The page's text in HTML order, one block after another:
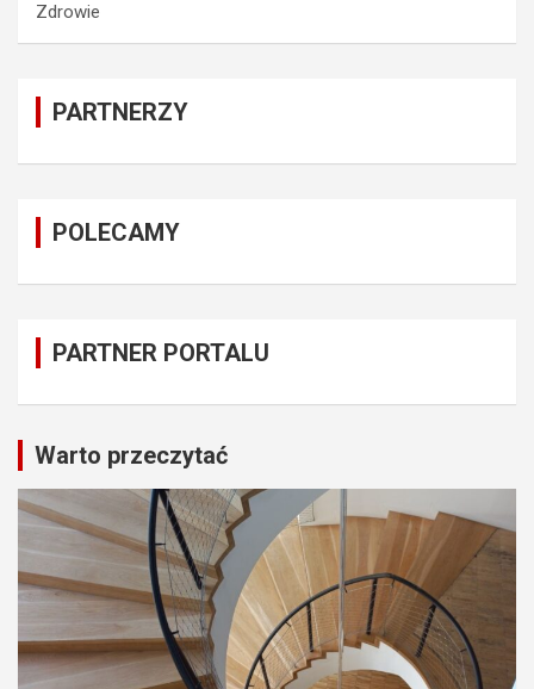
Zdrowie
PARTNERZY
POLECAMY
PARTNER PORTALU
Warto przeczytać